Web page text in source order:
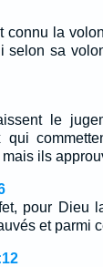
connu la
selon sa
le
qui
ils
pour Dieu
et parmi